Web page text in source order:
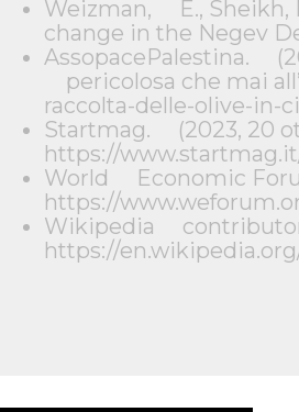
Weizman, E., Sheikh,
change in the Negev
AssopacePalestina.
pericolosa che mai
raccolta-delle-olive-in-
Startmag. (2023, 20
https://
World Economic
https://
Wikipedia
https://